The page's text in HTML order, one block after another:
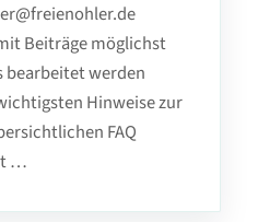
Beiträge möglichst
bearbeitet werden
Hinweise zur
FAQ
…